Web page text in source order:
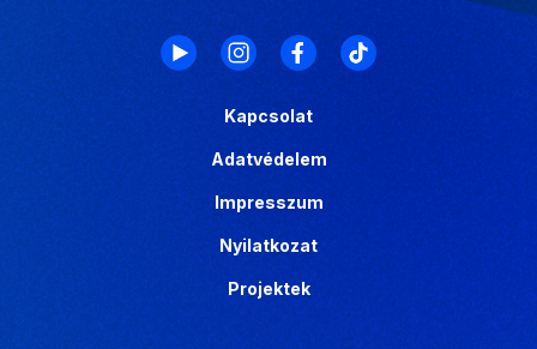
Kapcsolat
Adatvédelem
Impresszum
Nyilatkozat
Projektek